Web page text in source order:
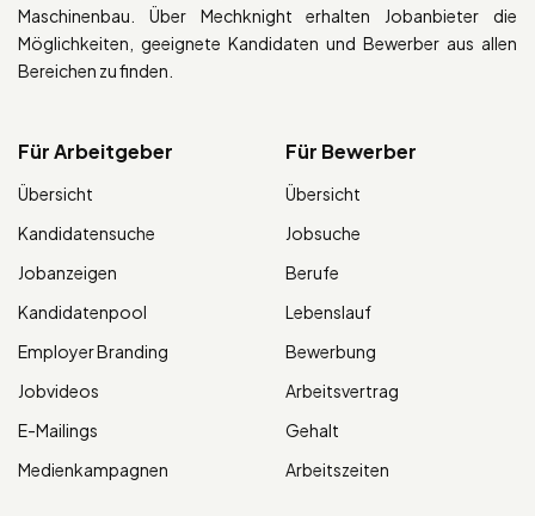
Maschinenbau. Über Mechknight erhalten Jobanbieter die
Möglichkeiten, geeignete Kandidaten und Bewerber aus allen
Bereichen zu finden.
Für Arbeitgeber
Übersicht
Kandidatensuche
Jobanzeigen
Kandidatenpool
Employer Branding
Jobvideos
E-Mailings
Medienkampagnen
Für Bewerber
Übersicht
Jobsuche
Berufe
Lebenslauf
Bewerbung
Arbeitsvertrag
Gehalt
Arbeitszeiten